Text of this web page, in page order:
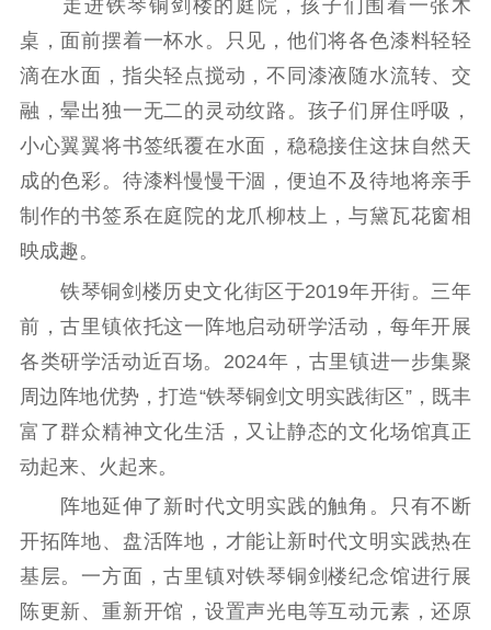
走进铁琴铜剑楼的庭院，孩子们围着一张木
桌，面前摆着一杯水。只见，他们将各色漆料轻轻
滴在水面，指尖轻点搅动，不同漆液随水流转、交
融，晕出独一无二的灵动纹路。孩子们屏住呼吸，
小心翼翼将书签纸覆在水面，稳稳接住这抹自然天
成的色彩。待漆料慢慢干涸，便迫不及待地将亲手
制作的书签系在庭院的龙爪柳枝上，与黛瓦花窗相
映成趣。
铁琴铜剑楼历史文化街区于2019年开街。三年
前，古里镇依托这一阵地启动研学活动，每年开展
各类研学活动近百场。2024年，古里镇进一步集聚
周边阵地优势，打造“铁琴铜剑文明实践街区”，既丰
富了群众精神文化生活，又让静态的文化场馆真正
动起来、火起来。
阵地延伸了新时代文明实践的触角。只有不断
开拓阵地、盘活阵地，才能让新时代文明实践热在
基层。一方面，古里镇对铁琴铜剑楼纪念馆进行展
陈更新、重新开馆，设置声光电等互动元素，还原